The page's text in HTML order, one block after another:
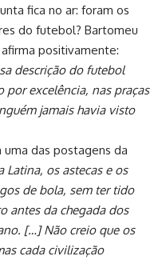
fica no ar: foram os
do futebol? Bartomeu
positivamente:
descrição do futebol
excelência, nas praças
jamais havia visto
uma das postagens da
Latina, os astecas e os
de bola, sem ter tido
antes da chegada dos
[…] Não creio que os
cada civilização